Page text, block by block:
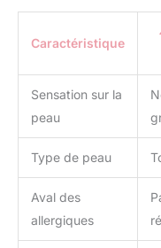
Caractéristique
Sensation sur la
peau
Type de peau
Aval des
allergiques